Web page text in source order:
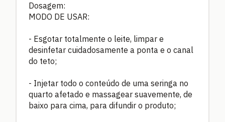
Dosagem:
MODO DE USAR:
- Esgotar totalmente o leite, limpar e
desinfetar cuidadosamente a ponta e o canal
do teto;
- Injetar todo o conteúdo de uma seringa no
quarto afetado e massagear suavemente, de
baixo para cima, para difundir o produto;